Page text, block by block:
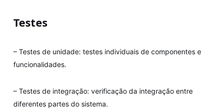
Testes
– Testes de unidade: testes individuais de componentes e
funcionalidades.
– Testes de integração: verificação da integração entre
diferentes partes do sistema.